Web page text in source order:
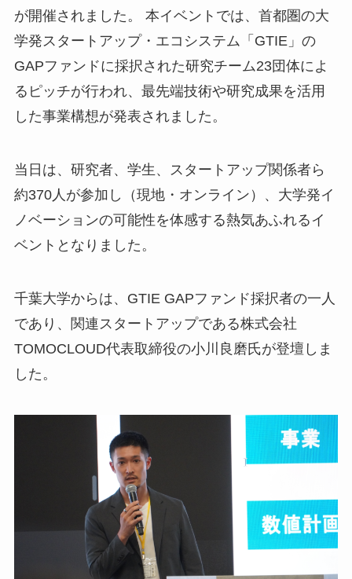
が開催されました。 本イベントでは、首都圏の大
学発スタートアップ・エコシステム「GTIE」の
GAPファンドに採択された研究チーム23団体によ
るピッチが行われ、最先端技術や研究成果を活用
した事業構想が発表されました。
当日は、研究者、学生、スタートアップ関係者ら
約370人が参加し（現地・オンライン）、大学発イ
ノベーションの可能性を体感する熱気あふれるイ
ベントとなりました。
千葉大学からは、GTIE GAPファンド採択者の一人
であり、関連スタートアップである株式会社
TOMOCLOUD代表取締役の小川良磨氏が登壇しま
した。